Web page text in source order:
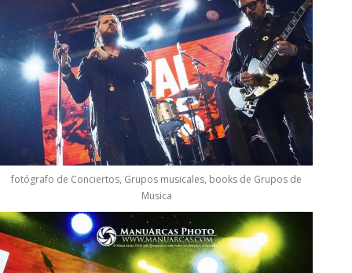
fotógrafo de Conciertos, Grupos musicales, books de Grupos de
Musica